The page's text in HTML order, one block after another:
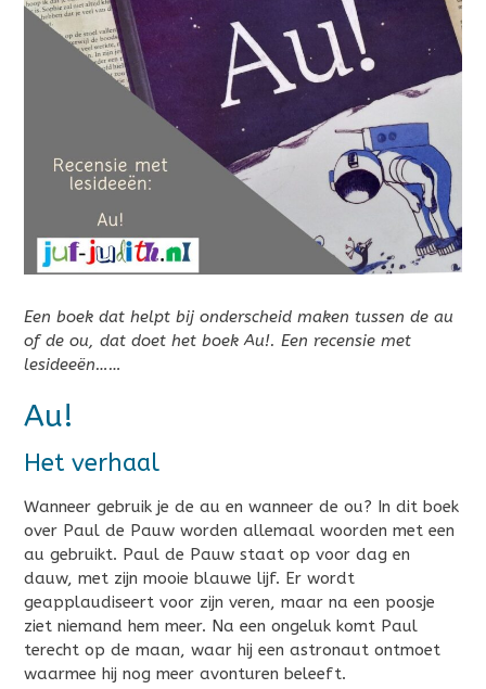
Een boek dat helpt bij onderscheid maken tussen de au
of de ou, dat doet het boek Au!. Een recensie met
lesideeën……
Au!
Het verhaal
Wanneer gebruik je de au en wanneer de ou? In dit boek
over Paul de Pauw worden allemaal woorden met een
au gebruikt. Paul de Pauw staat op voor dag en
dauw, met zijn mooie blauwe lijf. Er wordt
geapplaudiseert voor zijn veren, maar na een poosje
ziet niemand hem meer. Na een ongeluk komt Paul
terecht op de maan, waar hij een astronaut ontmoet
waarmee hij nog meer avonturen beleeft.